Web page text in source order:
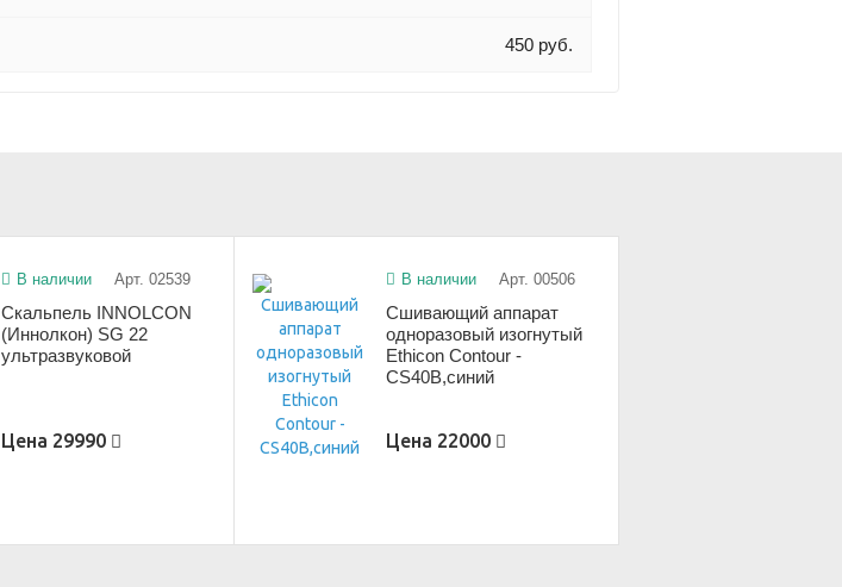
450 руб.
В наличии Арт. 02539
Скальпель INNOLCON
(Иннолкон) SG 22
ультразвуковой
Цена 29990
В наличии Арт. 00506
Сшивающий аппарат
одноразовый изогнутый
Ethicon Contour -
CS40B,синий
Цена 22000